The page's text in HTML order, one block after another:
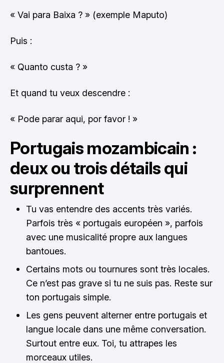
« Vai para Baixa ? » (exemple Maputo)
Puis :
« Quanto custa ? »
Et quand tu veux descendre :
« Pode parar aqui, por favor ! »
Portugais mozambicain :
deux ou trois détails qui
surprennent
Tu vas entendre des accents très variés.
Parfois très « portugais européen », parfois
avec une musicalité propre aux langues
bantoues.
Certains mots ou tournures sont très locales.
Ce n’est pas grave si tu ne suis pas. Reste sur
ton portugais simple.
Les gens peuvent alterner entre portugais et
langue locale dans une même conversation.
Surtout entre eux. Toi, tu attrapes les
morceaux utiles.